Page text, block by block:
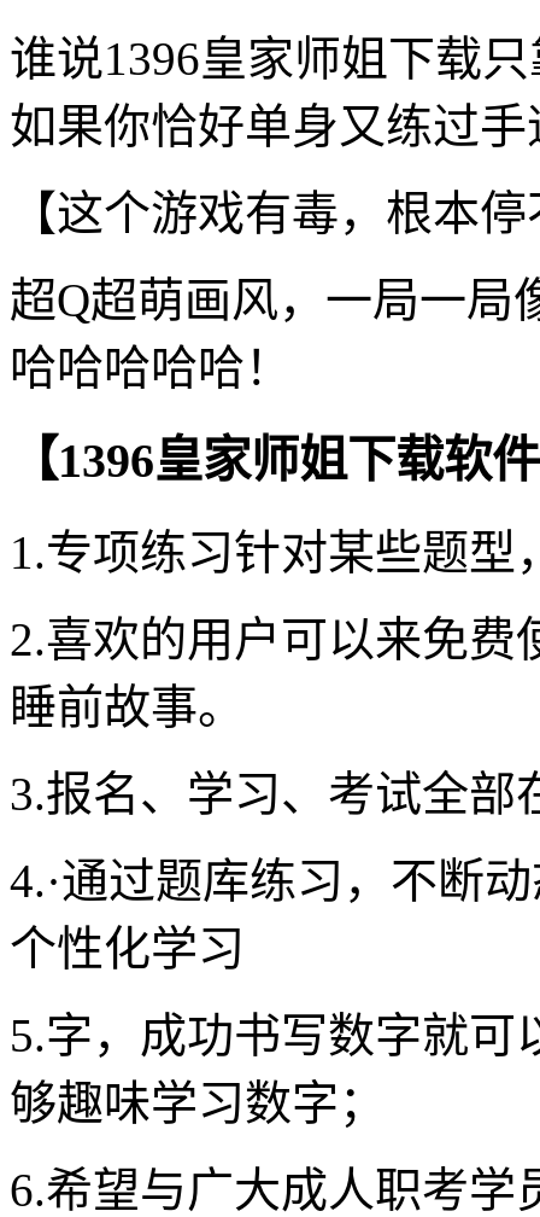
谁说1396皇家师姐下载
如果你恰好单身又练过
【这个游戏有毒，根本
超Q超萌画风，一局一局
哈哈哈哈哈！
【1396皇家师姐下载软
1.专项练习针对某些题型
2.喜欢的用户可以来免
睡前故事。
3.报名、学习、考试全部
4.·通过题库练习，不断
个性化学习
5.字，成功书写数字就
够趣味学习数字；
6.希望与广大成人职考学